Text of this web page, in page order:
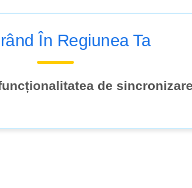
În Regiunea Ta
de